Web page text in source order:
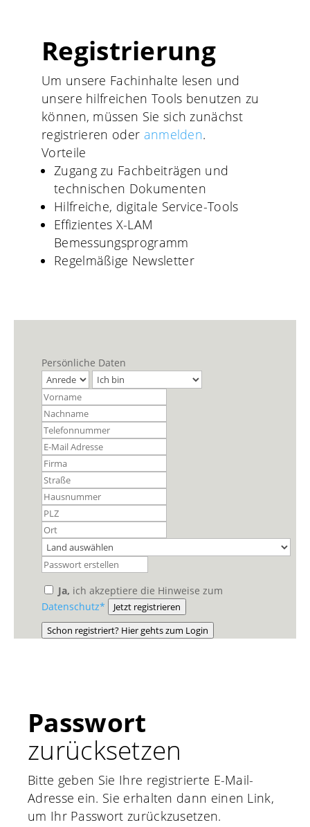
Registrierung
Um unsere Fachinhalte lesen und
unsere hilfreichen Tools benutzen zu
können, müssen Sie sich zunächst
registrieren oder anmelden.
Vorteile
Zugang zu Fachbeiträgen und
technischen Dokumenten
Hilfreiche, digitale Service-Tools
Effizientes X-LAM
Bemessungsprogramm
Regelmäßige Newsletter
Persönliche Daten
Ja, ich akzeptiere die Hinweise zum
Datenschutz*
Jetzt registrieren
Schon registriert? Hier gehts zum Login
Passwort
zurücksetzen
Bitte geben Sie Ihre registrierte E-Mail-
Adresse ein. Sie erhalten dann einen Link,
um Ihr Passwort zurückzusetzen.